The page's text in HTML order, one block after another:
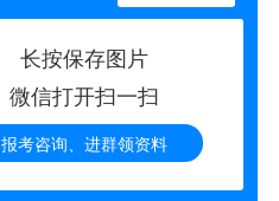
长按保存图片
微信打开扫一扫
报考咨询、进群领资料